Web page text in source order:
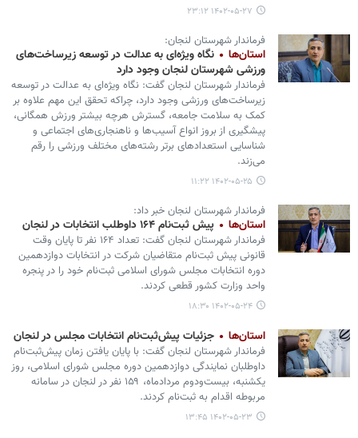
۱۴۰۲-۰۵-۲۷ ۲۳:۱۲
فرماندار شهرستان لنجان:
استان‌ها
نگاه ویژه‌ای به عدالت در توسعه زیرساخت‌های
ورزشی شهرستان لنجان وجود دارد
فرماندار شهرستان لنجان گفت: نگاه ویژه‌ای به عدالت در توسعه
زیرساخت‌های ورزشی وجود دارد، چراکه تحقق این مهم علاوه بر
کمک به سلامت جامعه، گسترش هرچه بیشتر ورزش همگانی،
پیشگیری از بروز انواع آسیب‌ها و ناهنجاری‌های اجتماعی و
شناسایی استعدادهای برتر رشته‌های مختلف ورزشی را رقم
می‌زند.
۱۴۰۲-۰۵-۲۵ ۱۱:۲۲
فرماندار شهرستان لنجان خبر داد:
استان‌ها پیش ثبت‌نام ۱۶۴ داوطلب انتخابات در لنجان
فرماندار شهرستان لنجان گفت: تعداد ۱۶۴ نفر تا پایان وقت
قانونی پیش ثبت‌نام متقاضیان شرکت در انتخابات دوازدهمین
دوره انتخابات مجلس شورای اسلامی ثبت‌نام خود را در پنجره
واحد وزارت کشور قطعی کردند.
۱۴۰۲-۰۵-۲۴ ۱۸:۳۰
استان‌ها جزئیات پیش‌ثبت‌نام انتخابات مجلس در لنجان
فرماندار شهرستان لنجان گفت: با پایان یافتن زمان پیش‌ثبت‌نام
داوطلبان نمایندگی دوازدهمین دوره مجلس شورای اسلامی، روز
یکشنبه، بیست‌ودوم مردادماه، ۱۵۹ نفر در لنجان در سامانه
مربوطه اقدام به ثبت‌نام کردند.
۱۴۰۲-۰۵-۲۳ ۱۳:۴۵